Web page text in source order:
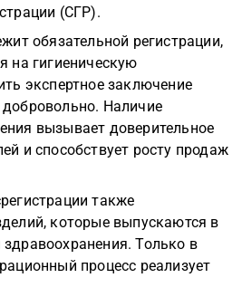
(СГР).
обязательной регистрации,
на гигиеническую
экспертное заключение
Наличие
вызывает доверительное
и способствует росту продаж
также
которые выпускаются в
Только в
процесс реализует